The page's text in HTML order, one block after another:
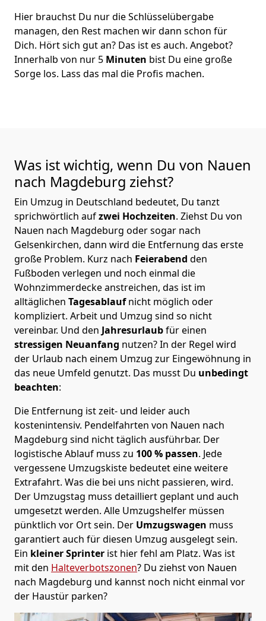
Hier brauchst Du nur die Schlüsselübergabe
managen, den Rest machen wir dann schon für
Dich. Hört sich gut an? Das ist es auch. Angebot?
Innerhalb von nur 5 Minuten bist Du eine große
Sorge los. Lass das mal die Profis machen.
Was ist wichtig, wenn Du von Nauen
nach Magdeburg ziehst?
Ein Umzug in Deutschland bedeutet, Du tanzt
sprichwörtlich aufzwei Hochzeiten. Ziehst Du von
Nauen nach Magdeburg oder sogar nach
Gelsenkirchen, dann wird die Entfernung das erste
große Problem. Kurz nach Feierabend den
Fußboden verlegen und noch einmal die
Wohnzimmerdecke anstreichen, das ist im
alltäglichen Tagesablaufnicht möglich oder
kompliziert. Arbeit und Umzug sind so nicht
vereinbar. Und den Jahresurlaubfür einen
stressigen Neuanfang nutzen? In der Regel wird
der Urlaub nach einem Umzug zur Eingewöhnung in
das neue Umfeld genutzt. Das musst Du unbedingt
beachten:
Die Entfernung ist zeit- und leider auch
kostenintensiv. Pendelfahrten von Nauen nach
Magdeburg sind nicht täglich ausführbar. Der
logistische Ablauf muss zu 100 % passen. Jede
vergessene Umzugskiste bedeutet eine weitere
Extrafahrt. Was die bei uns nicht passieren, wird.
Der Umzugstag muss detailliert geplant und auch
umgesetzt werden. Alle Umzugshelfer müssen
pünktlich vor Ort sein. Der Umzugswagen muss
garantiert auch für diesen Umzug ausgelegt sein.
Ein kleiner Sprinter ist hier fehl am Platz. Was ist
mit den Halteverbotszonen? Du ziehst von Nauen
nach Magdeburg und kannst noch nicht einmal vor
der Haustür parken?